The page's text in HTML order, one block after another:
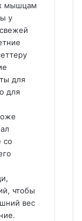
мышцам
у
для
для
со
чтобы
вес